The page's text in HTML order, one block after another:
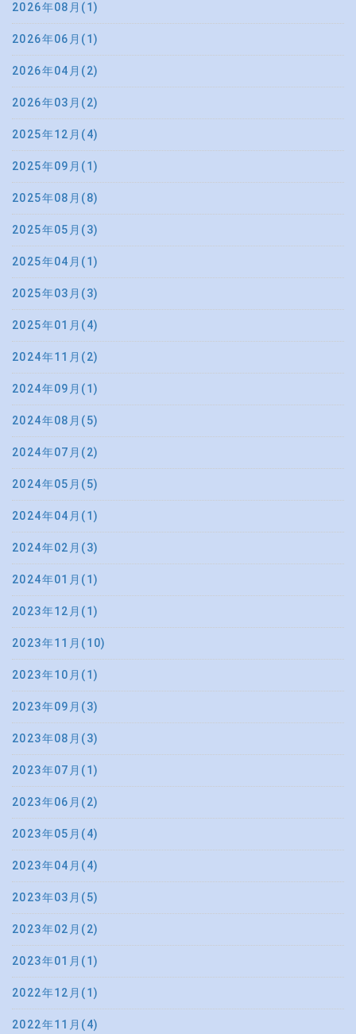
2026年08月(1)
2026年06月(1)
2026年04月(2)
2026年03月(2)
2025年12月(4)
2025年09月(1)
2025年08月(8)
2025年05月(3)
2025年04月(1)
2025年03月(3)
2025年01月(4)
2024年11月(2)
2024年09月(1)
2024年08月(5)
2024年07月(2)
2024年05月(5)
2024年04月(1)
2024年02月(3)
2024年01月(1)
2023年12月(1)
2023年11月(10)
2023年10月(1)
2023年09月(3)
2023年08月(3)
2023年07月(1)
2023年06月(2)
2023年05月(4)
2023年04月(4)
2023年03月(5)
2023年02月(2)
2023年01月(1)
2022年12月(1)
2022年11月(4)